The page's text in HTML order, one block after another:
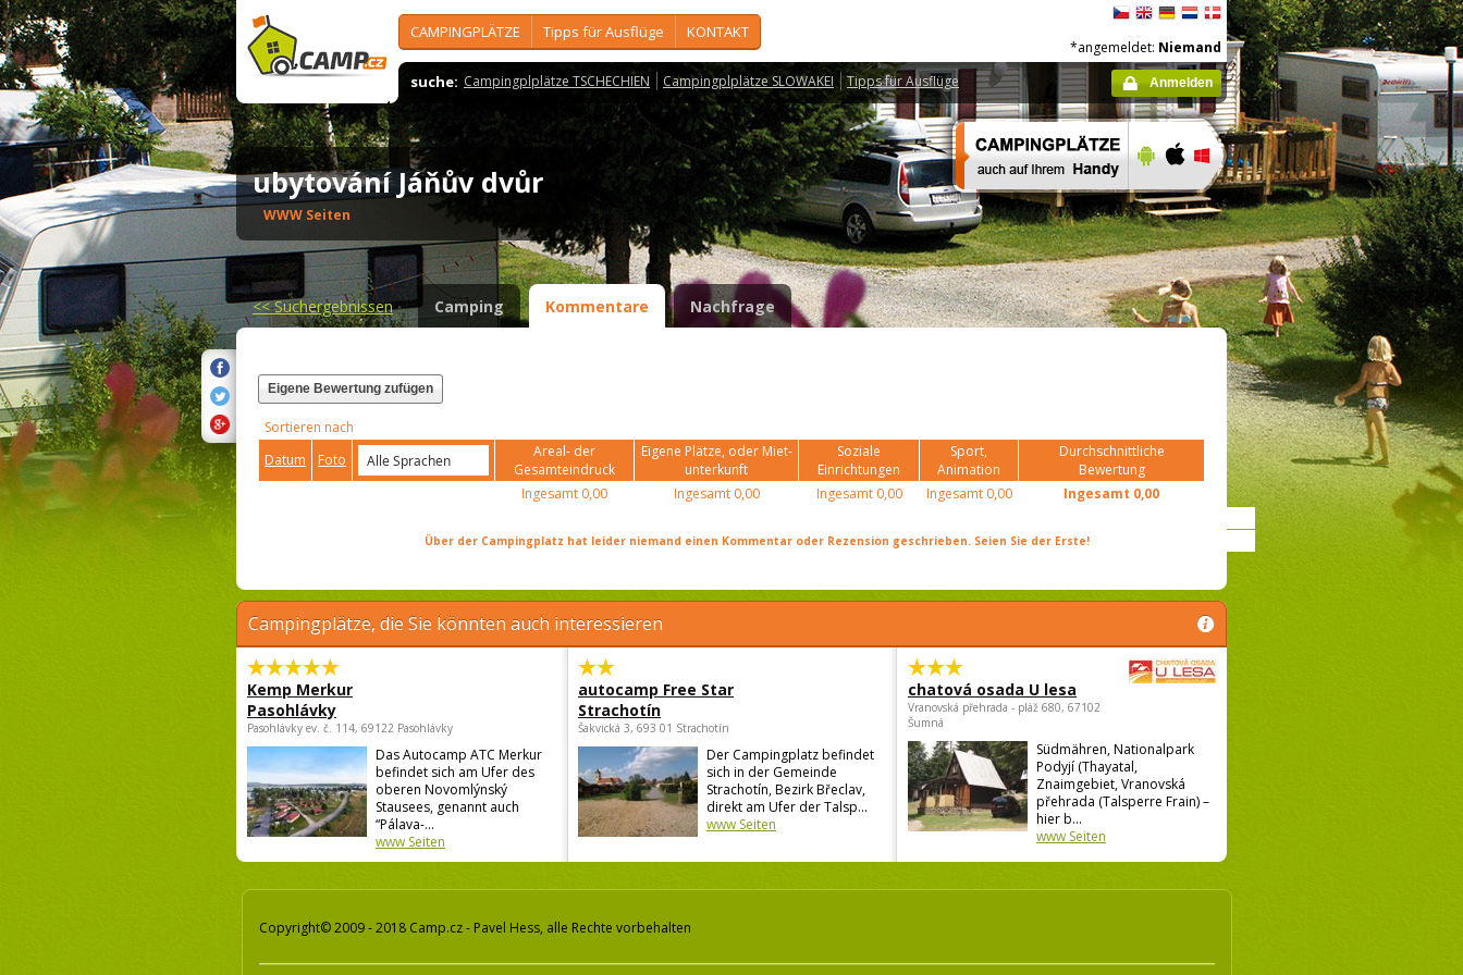
CAMPINGPLÄTZE Tipps für Ausflüge KONTAKT
suche: Campingplplätze TSCHECHIEN Campingplplätze SLOWAKEI Tipps für Ausflüge
*angemeldet: Niemand
Anmelden
ubytování Jáňův dvůr
WWW Seiten
<<Suchergebnissen Camping Kommentare Nachfrage
Eigene Bewertung zufügen
Sortieren nach
Datum
Foto
Areal- der
Gesamteindruck
Eigene Plätze, oder Miet-
unterkunft
Soziale
Einrichtungen
Sport,
Animation
Durchschnittliche
Bewertung
Ingesamt 0,00 Ingesamt0,00 Ingesamt0,00 Ingesamt0,00 Ingesamt 0,00
Über der Campingplatz hat leider niemand einen Kommentar oder Rezension geschrieben. Seien Sie der Erste!
Campingplätze, die Sie könnten auch interessieren
Kemp Merkur
Pasohlávky
Pasohlávky ev. č. 114, 69122 Pasohlávky
Das Autocamp ATC Merkur
befindet sich am Ufer des
oberen Novomlýnský
Stausees, genannt auch
“Pálava-...
www Seiten
autocamp Free Star
Strachotín
Šakvická 3, 693 01 Strachotín
Der Campingplatz befindet
sich in der Gemeinde
Strachotín, Bezirk Břeclav,
direkt am Ufer der Talsp...
www Seiten
chatová osada U lesa
Vranovská přehrada - pláž 680, 67102
Šumná
Südmähren, Nationalpark
Podyjí (Thayatal,
Znaimgebiet, Vranovská
přehrada (Talsperre Frain) –
hier b...
www Seiten
Copyright© 2009 - 2018 Camp.cz - Pavel Hess, alle Rechte vorbehalten